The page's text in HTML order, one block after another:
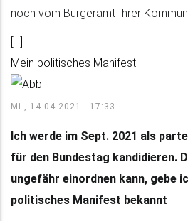
noch vom Bürgeramt Ihrer
[...]
Mein politisches Manifest
Mi., 14.04.2021 - 17:33
Ich werde im Sept. 2021 als
für den Bundestag kandidieren.
ungefähr einordnen kann, gebe
politisches Manifest bekannt